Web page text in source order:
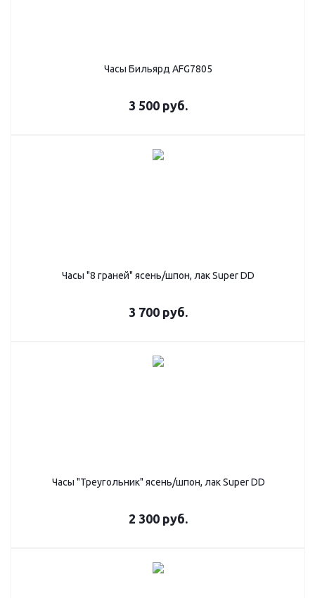
Часы Бильярд AFG7805
3 500 руб.
Часы "8 граней" ясень/шпон, лак Super DD
3 700 руб.
Часы "Треугольник" ясень/шпон, лак Super DD
2 300 руб.